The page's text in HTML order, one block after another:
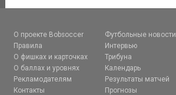
О проекте Bobsoccer
Правила
О фишках и карточках
О баллах и уровнях
Рекламодателям
Контакты
Футбольные новости
Интервью
Трибуна
Календарь
Результаты матчей
Прогнозы